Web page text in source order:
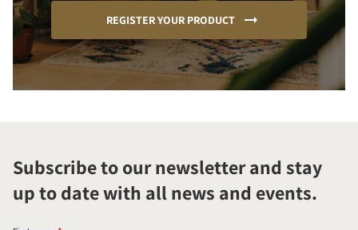
REGISTER YOUR PRODUCT
Subscribe to our newsletter and stay
up to date with all news and events.